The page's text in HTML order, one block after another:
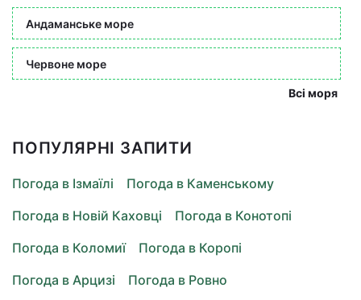
Андаманське море
Червоне море
Всі моря
ПОПУЛЯРНІ ЗАПИТИ
Погода в Ізмаїлі
Погода в Каменському
Погода в Новій Каховці
Погода в Конотопі
Погода в Коломиї
Погода в Коропі
Погода в Арцизі
Погода в Ровно